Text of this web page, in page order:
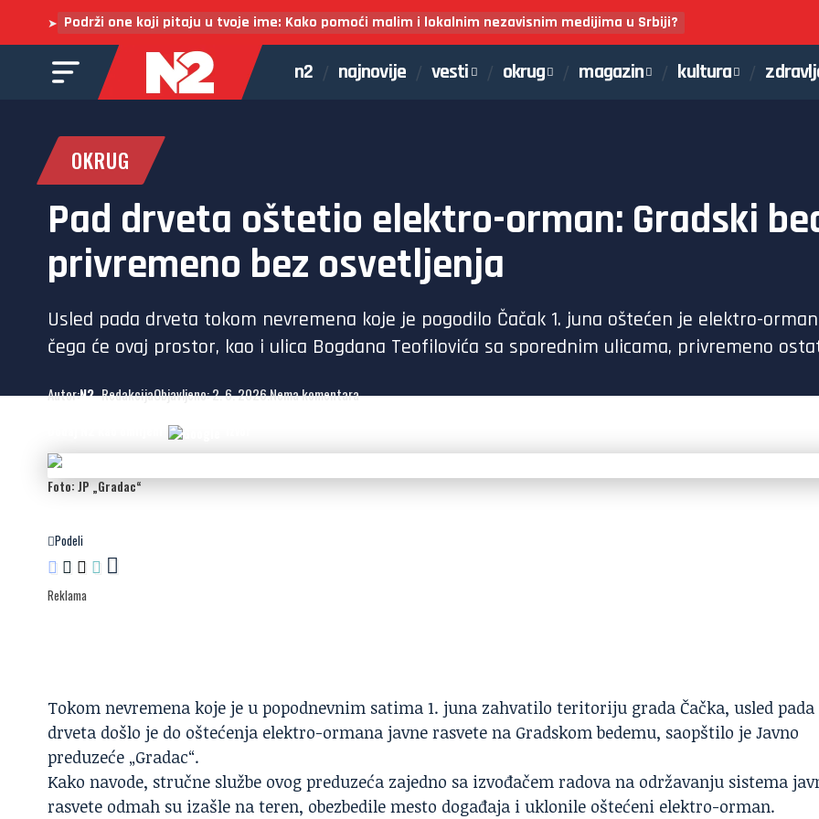
➤ Podrži one koji pitaju u tvoje ime: Kako pomoći malim i lokalnim nezavisnim medijima u Srbiji?
n2 najnovije vesti okrug magazin kultura
OKRUG
Pad drveta oštetio elektro-orman: Gradski
privremeno bez osvetljenja
Usled pada drveta tokom nevremena koje je pogodilo Čačak 1. juna oštećen je elektro-
čega će ovaj prostor, kao i ulica Bogdana Teofilovića sa sporednim ulicama, privremeno
Autor:N2- RedakcijaObjavljeno: 2. 6. 2026.Nema komentara
Foto: JP „Gradac“
Podeli
Reklama
Tokom nevremena koje je u popodnevnim satima 1. juna zahvatilo teritoriju grada Čačka, usled pada
drveta došlo je do oštećenja elektro-ormana javne rasvete na Gradskom bedemu, saopštilo je Javno
preduzeće „Gradac“.
Kako navode, stručne službe ovog preduzeća zajedno sa izvođačem radova na održavanju sistema
rasvete odmah su izašle na teren, obezbedile mesto događaja i uklonile oštećeni elektro-orman.